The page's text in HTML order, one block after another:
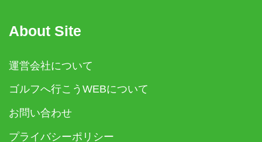
About Site
運営会社について
ゴルフへ行こうWEBについて
お問い合わせ
プライバシーポリシー